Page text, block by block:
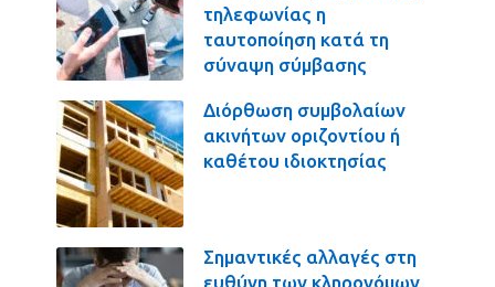
τηλεφωνίας η
ταυτοποίηση κατά τη
σύναψη σύμβασης
Διόρθωση συμβολαίων
ακινήτων οριζοντίου ή
καθέτου ιδιοκτησίας
Σημαντικές αλλαγές στη
ευθύνη των κληρονόμων